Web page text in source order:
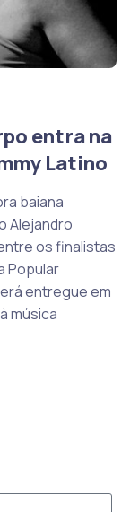
entra na
Latino
baiana
Alejandro
os finalistas
Popular
entregue em
música